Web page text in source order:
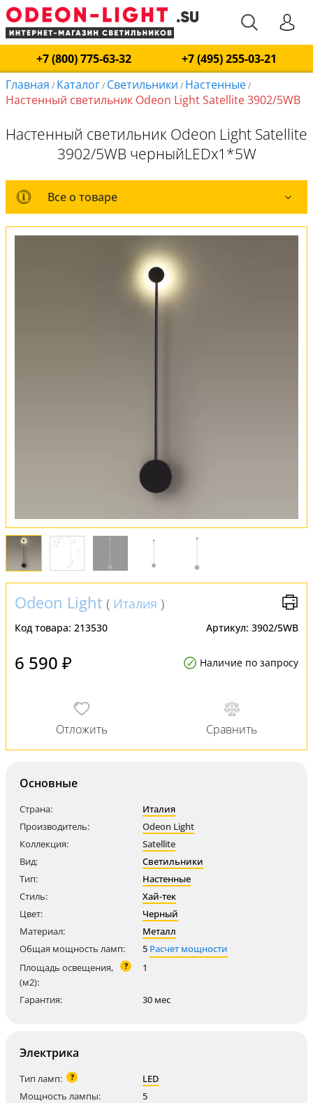
+7 (800) 775-63-32
+7 (495) 255-03-21
Главная / Каталог/ Светильники / Настенные/
Настенный светильник Odeon Light Satellite 3902/5WB
Настенный светильник Odeon Light Satellite
3902/5WB черныйLEDx1*5W
Все о товаре
Все о товаре
Комплект лампочек
Odeon Light ( Италия )
Код товара: 213530 Артикул: 3902/5WB
6 590 ₽ Наличие по запросу
Основные
Страна:
Италия
Производитель:
Odeon Light
Коллекция:
Satellite
Вид:
Светильники
Тип:
Настенные
Стиль:
Хай-тек
Цвет:
Черный
Материал:
Металл
Общая мощность ламп:
5 Расчет мощности
Площадь освещения,
(м2):
? 1
Гарантия: 30 мес
Электрика
Тип ламп: ?
LED
Мощность лампы:
5